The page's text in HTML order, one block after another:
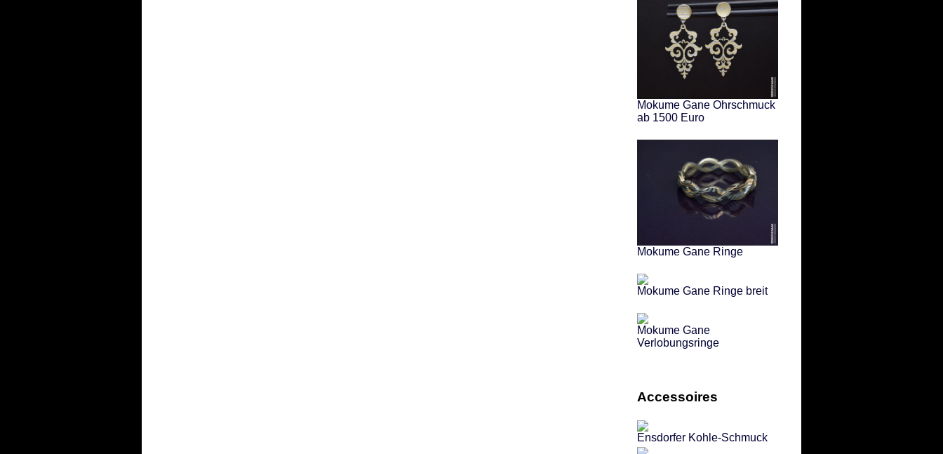
Mokume Gane Ohrschmuck
ab 1500 Euro
Mokume Gane Ringe
Mokume Gane Ringe breit
Mokume Gane
Verlobungsringe
Accessoires
Ensdorfer Kohle-Schmuck